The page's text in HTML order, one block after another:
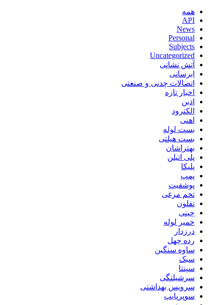
همه
API
News
Personal
Subjects
Uncategorized
آتش نشانی
ابرسانی
اتصالات چدنی و صنعتی
اخبار تازه
اذین
الکترود
اهنی
بست لوله
بست هیلتی
بهتراشان
پلی اتیلن
پلیکا
پمپ
پوشفیت
تخم مرغی
تفلون
چینی
خمیر لوله
درزدار
رده چهل
ساوه سنگین
سبک
سپنتا
سرشیلنگی
سرویس بهداشتی
سوپرپایپ